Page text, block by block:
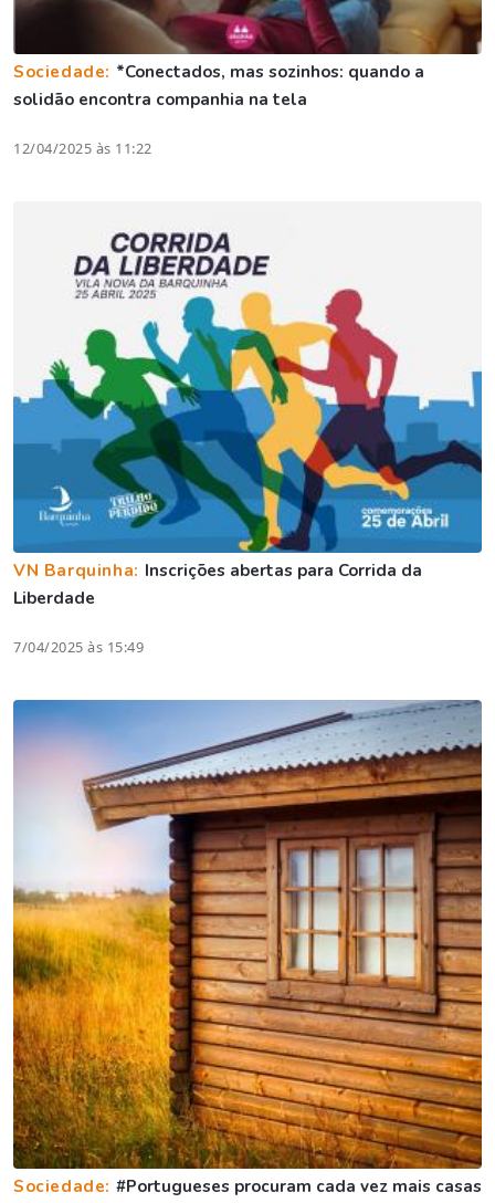
Sociedade: *Conectados, mas sozinhos: quando a
solidão encontra companhia na tela
12/04/2025 às 11:22
VN Barquinha: Inscrições abertas para Corrida da
Liberdade
7/04/2025 às 15:49
Sociedade: #Portugueses procuram cada vez mais casas